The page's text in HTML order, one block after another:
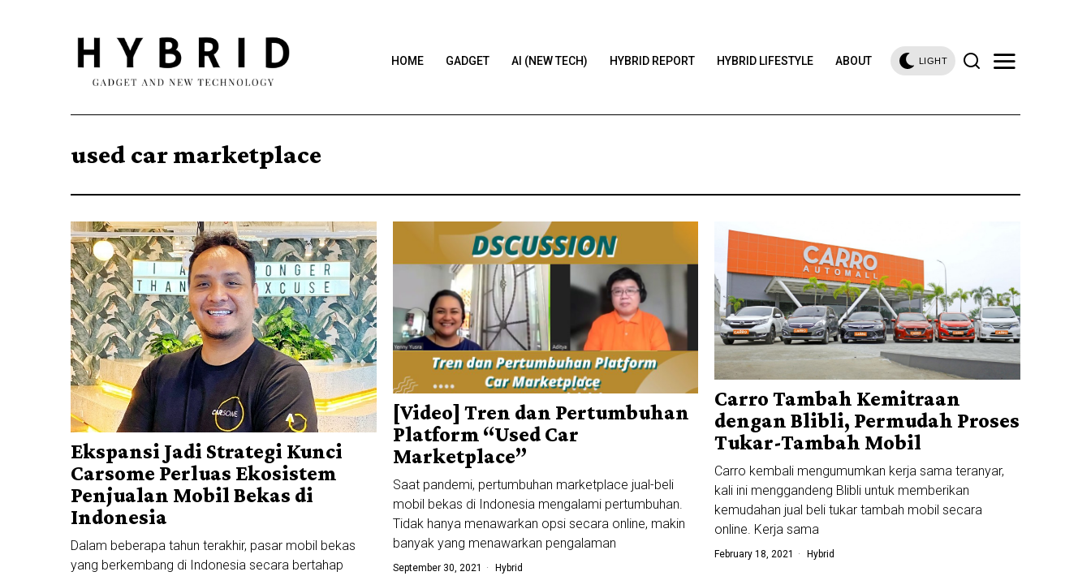
HOME GADGET AI (NEW TECH) HYBRID REPORT HYBRID LIFESTYLE ABOUT LIGHT
used car marketplace
Ekspansi Jadi Strategi Kunci
Carsome Perluas Ekosistem
Penjualan Mobil Bekas di
Indonesia
Dalam beberapa tahun terakhir, pasar mobil bekas
yang berkembang di Indonesia secara bertahap
[Video] Tren dan Pertumbuhan
Platform “Used Car
Marketplace”
Saat pandemi, pertumbuhan marketplace jual-beli
mobil bekas di Indonesia mengalami pertumbuhan.
Tidak hanya menawarkan opsi secara online, makin
banyak yang menawarkan pengalaman
September 30, 2021 Hybrid
Carro Tambah Kemitraan
dengan Blibli, Permudah Proses
Tukar-Tambah Mobil
Carro kembali mengumumkan kerja sama teranyar,
kali ini menggandeng Blibli untuk memberikan
kemudahan jual beli tukar tambah mobil secara
online. Kerja sama
February 18, 2021 Hybrid